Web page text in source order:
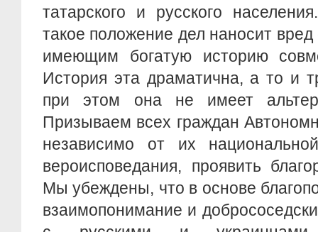
татарского и русского
такое положение дел наносит
имеющим богатую историю
История эта драматична, а то и
при этом она не имеет
Призываем всех граждан
независимо от их
вероисповедания, проявить
Мы убеждены, что в основе
взаимопонимание и